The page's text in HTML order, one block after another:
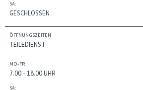
SA:
GESCHLOSSEN
ÖFFNUNGSZEITEN
TEILEDIENST
MO-FR:
7.00 - 18.00 UHR
SA: